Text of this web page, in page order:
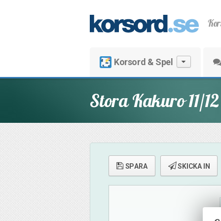
Korsord & Spel
Stora Kakuro 11/12
SPARA SKICKA IN